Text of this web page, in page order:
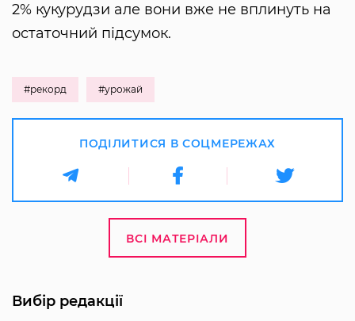
2% кукурудзи але вони вже не вплинуть на
остаточний підсумок.
#рекорд #урожай
ПОДІЛИТИСЯ В СОЦМЕРЕЖАХ
ВСІ МАТЕРІАЛИ
Вибір редакції